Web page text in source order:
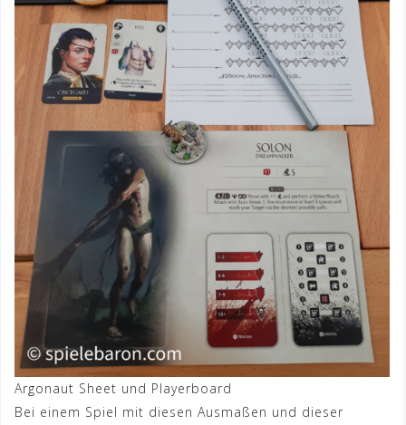
Argonaut Sheet und Playerboard
Bei einem Spiel mit diesen Ausmaßen und dieser